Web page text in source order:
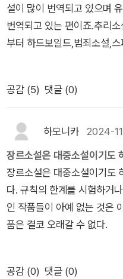
시에 살펴봐야 하는데, 그 번
로 삼았다.’(9p)<미스터리
눠진 책은 미스터리가 무엇
롯해 국내 미스터리 시장과
싶은 사람을 위한 미스터리
은 그러한 점을 말끔히 해소
용되는 용어와 개념을 설명하
책을 위주로 안내해주기 때
히 사용하는 용어의 유례도 알
들어진 용어다. 일본은 이미
장르 소설이 번안 형태로 유
작가인 기기 다카타로의 제
쟁이 끝나고 범죄가 등장하
설이 많이 번역되고 있으며
번역되고 있는 편이죠.추리
부터 하드보일드,범죄소설,
외로 추리소설이 뭐다라고
입니다.물론 과거에도 추리
최근에 나온 추리소설 입문
가는 미스터리 애호가이자
부터 나우누리 추리문학동
같은 해 미스터리 소설을 소
하우미스터리
고 있습니다.알라딘의 책소
를 좋아하고 더 깊이 이해하
이해하려면 역사적 흐름과 단
공감 (5) 댓글 (0)
하모니카 2024-
장르소설은 대중소설이기도
장르소설은 대중소설이기도
다. 규칙의 한계를 시험하거
인 작품들이 아예 없는 것은
품은 결코 오래갈 수 없다.
공감 (0) 댓글 (0)